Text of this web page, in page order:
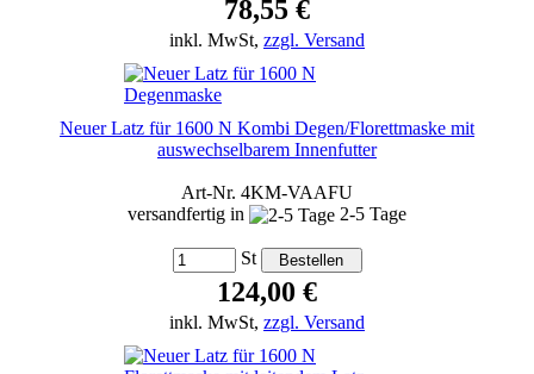
78,55 €
inkl. MwSt, zzgl. Versand
Neuer Latz für 1600 N Kombi Degen/Florettmaske mit
auswechselbarem Innenfutter
Art-Nr. 4KM-VAAFU
versandfertig in
2-5 Tage
St
124,00 €
inkl. MwSt, zzgl. Versand